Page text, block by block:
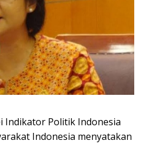
Indikator Politik Indonesia
Indonesia menyatakan